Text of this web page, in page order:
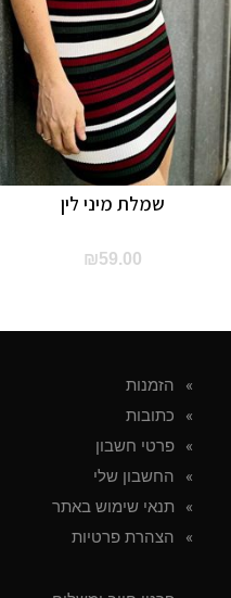
שמלת מיני לין
₪59.00
הזמנות
כתובות
פרטי חשבון
החשבון שלי
תנאי שימוש באתר
הצהרת פרטיות